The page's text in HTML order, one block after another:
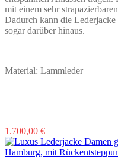
mit einem sehr
Dadurch kann die Lederjacke
sogar darüber hinaus.
Material: Lammleder
1.700,00 €Dieses
Produkt
weist